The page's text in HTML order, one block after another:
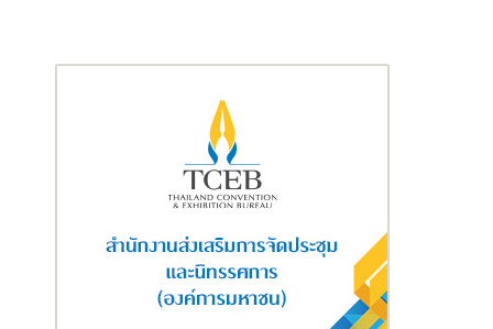
Silver Age (ผู้สูงอายุ) หรือสามารถปรับเปลี่ยนเป็น Home Office
นอกจากนี้ยังยกระดับบ้านสู่มาตรฐานการประหยัดพลังงาน (Energy
Saving) ที่แท้จริง ด้วยการเตรียมระบบรองรับการติดตั้งโซลาร์เซลล์
EV Charger ในบ้านทุกหลัง
ประสิทธิภาพสูง อาทิ กระจกอนุรักษ์พลังงานเบอร์ 5 และวงกบ UPVC
เพื่อลดการสะสมความร้อนและช่วยประหยัดค่าใช้จ่ายในระยะยาว
ผสานกับสิ่งอำนวยความสะดวกที่ครบครัน ทั้งคลับเฮ้าส์หรู สระว่าย
น้ำ ฟิตเนส และสวนสาธารณะขนาดใหญ่ ภายใต้ระบบความปลอดภัย
อัจฉริยะ Home Automation และระบบ LPR (License Plate